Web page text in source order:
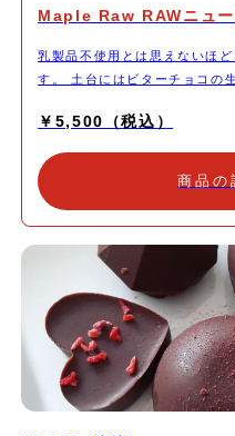
Maple Raw RAWニュ
乳製品不使用とは思えないほ
す。 土台にはビターチョコの
￥5,500（税込）
商品の